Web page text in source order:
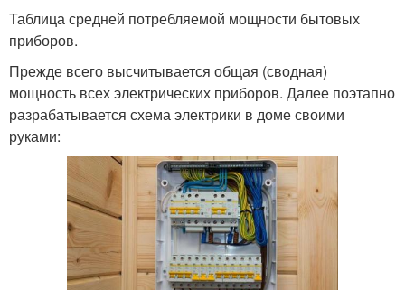
Таблица средней потребляемой мощности бытовых
приборов.
Прежде всего высчитывается общая (сводная)
мощность всех электрических приборов. Далее поэтапно
разрабатывается схема электрики в доме своими
руками: